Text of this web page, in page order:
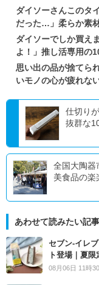
ダイソーさんこのタ
だった…」柔らか素
ダイソーでしか買え
よ！」推し活専用の
思い出の品が捨てら
いモノの心が疲れな
仕切り
抜群な
全国大陶器
美食品の楽
あわせて読みたい記事
セブン‐イレ
ト登場｜夏
08月06日 11時